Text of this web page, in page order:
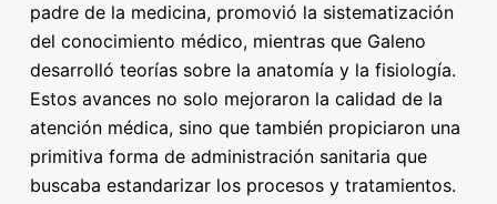
padre de la medicina, promovió la sistematización
del conocimiento médico, mientras que Galeno
desarrolló teorías sobre la anatomía y la fisiología.
Estos avances no solo mejoraron la calidad de la
atención médica, sino que también propiciaron una
primitiva forma de administración sanitaria que
buscaba estandarizar los procesos y tratamientos.